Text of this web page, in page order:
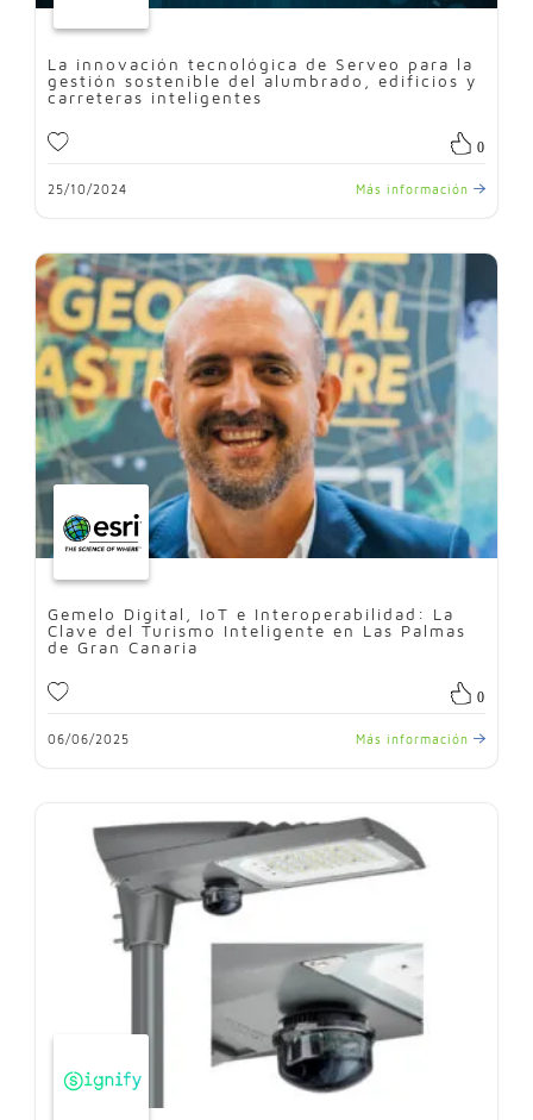
La innovación tecnológica de Serveo para la
gestión sostenible del alumbrado, edificios y
carreteras inteligentes
0
25/10/2024 Más información
Gemelo Digital, IoT e Interoperabilidad: La
Clave del Turismo Inteligente en Las Palmas
de Gran Canaria
0
06/06/2025 Más información